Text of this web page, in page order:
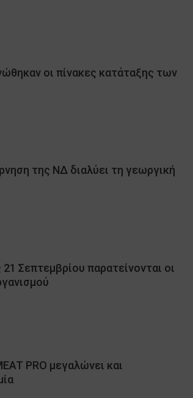
οι πίνακες κατάταξης των
της ΝΔ διαλύει τη γεωργική
Σεπτεμβρίου παρατείνονται οι
PRO μεγαλώνει και